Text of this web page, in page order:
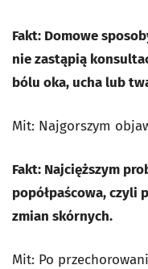
Fakt: Domowe
nie zastąpią
bólu oka, ucha lub
Mit: Najgorszym
Fakt: Najcięższym
popółpaścowa, czyli
zmian skórnych.
Mit: Po